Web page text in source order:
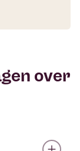
over